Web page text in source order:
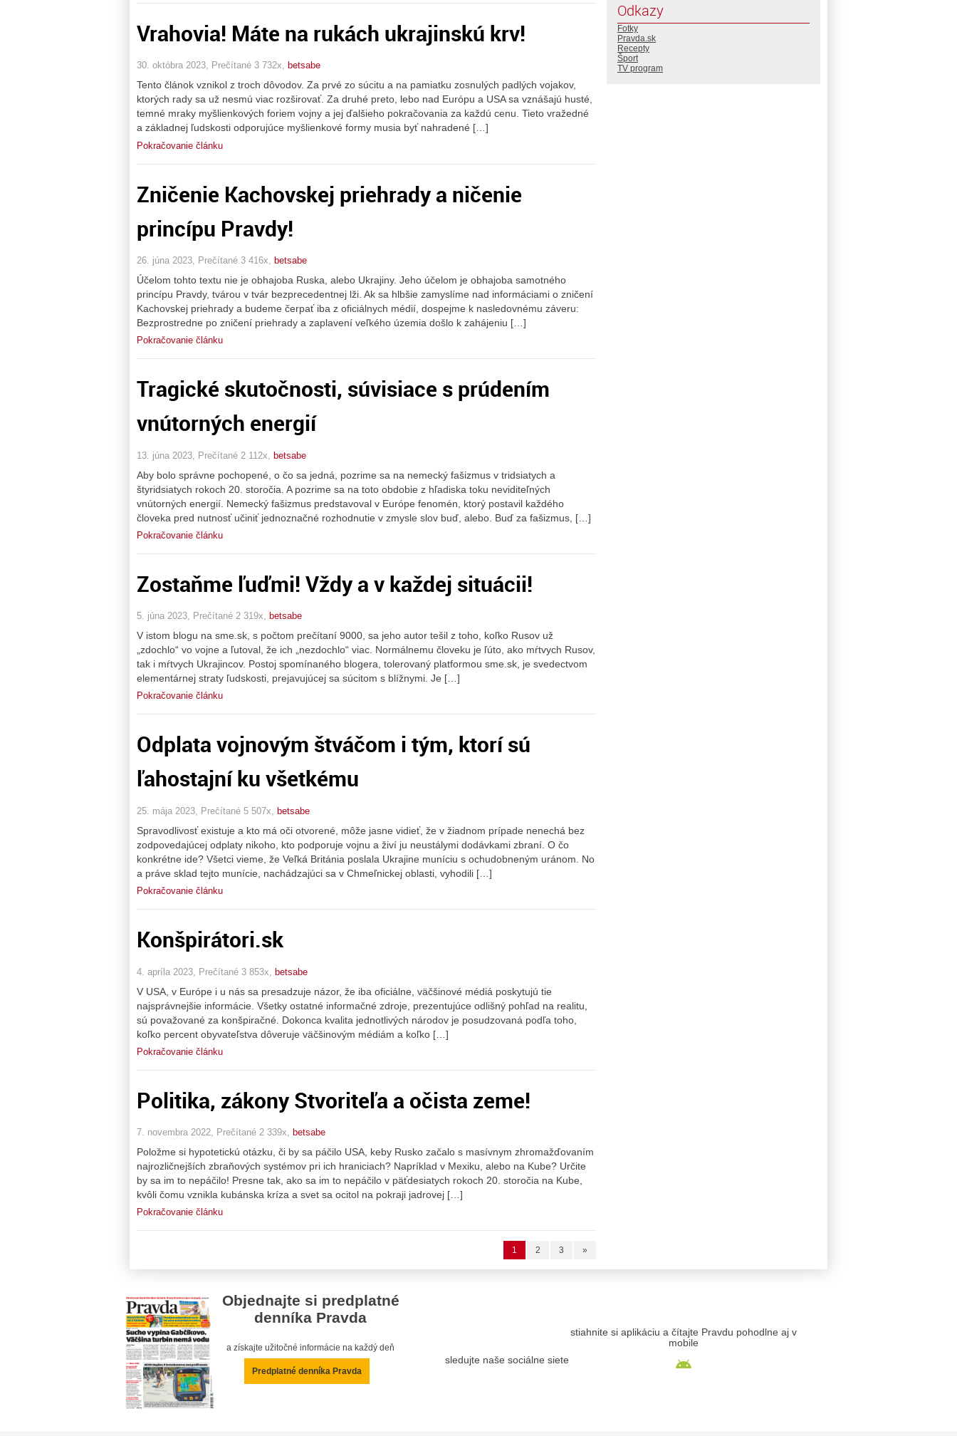
Vrahovia! Máte na rukách ukrajinskú krv!
30. októbra 2023, Prečítané 3 732x, betsabe
Tento článok vznikol z troch dôvodov. Za prvé zo súcitu a na pamiatku zosnulých padlých vojakov,
ktorých rady sa už nesmú viac rozširovať. Za druhé preto, lebo nad Európu a USA sa vznášajú husté,
temné mraky myšlienkových foriem vojny a jej ďalšieho pokračovania za každú cenu. Tieto vražedné
a základnej ľudskosti odporujúce myšlienkové formy musia byť nahradené […]
Pokračovanie článku
Zničenie Kachovskej priehrady a ničenie
princípu Pravdy!
26. júna 2023, Prečítané 3 416x, betsabe
Účelom tohto textu nie je obhajoba Ruska, alebo Ukrajiny. Jeho účelom je obhajoba samotného
princípu Pravdy, tvárou v tvár bezprecedentnej lži. Ak sa hlbšie zamyslíme nad informáciami o zničení
Kachovskej priehrady a budeme čerpať iba z oficiálnych médií, dospejme k nasledovnému záveru:
Bezprostredne po zničení priehrady a zaplavení veľkého územia došlo k zahájeniu […]
Pokračovanie článku
Tragické skutočnosti, súvisiace s prúdením
vnútorných energií
13. júna 2023, Prečítané 2 112x, betsabe
Aby bolo správne pochopené, o čo sa jedná, pozrime sa na nemecký fašizmus v tridsiatych a
štyridsiatych rokoch 20. storočia. A pozrime sa na toto obdobie z hľadiska toku neviditeľných
vnútorných energií. Nemecký fašizmus predstavoval v Európe fenomén, ktorý postavil každého
človeka pred nutnosť učiniť jednoznačné rozhodnutie v zmysle slov buď, alebo. Buď za fašizmus, […]
Pokračovanie článku
Zostaňme ľuďmi! Vždy a v každej situácii!
5. júna 2023, Prečítané 2 319x, betsabe
V istom blogu na sme.sk, s počtom prečítaní 9000, sa jeho autor tešil z toho, koľko Rusov už
„zdochlo“ vo vojne a ľutoval, že ich „nezdochlo“ viac. Normálnemu človeku je ľúto, ako mŕtvych Rusov,
tak i mŕtvych Ukrajincov. Postoj spomínaného blogera, tolerovaný platformou sme.sk, je svedectvom
elementárnej straty ľudskosti, prejavujúcej sa súcitom s blížnymi. Je […]
Pokračovanie článku
Odplata vojnovým štváčom i tým, ktorí sú
ľahostajní ku všetkému
25. mája 2023, Prečítané 5 507x, betsabe
Spravodlivosť existuje a kto má oči otvorené, môže jasne vidieť, že v žiadnom prípade nenechá bez
zodpovedajúcej odplaty nikoho, kto podporuje vojnu a živí ju neustálymi dodávkami zbraní. O čo
konkrétne ide? Všetci vieme, že Veľká Británia poslala Ukrajine muníciu s ochudobneným uránom. No
a práve sklad tejto munície, nachádzajúci sa v Chmeľnickej oblasti, vyhodili […]
Pokračovanie článku
Konšpirátori.sk
4. apríla 2023, Prečítané 3 853x, betsabe
V USA, v Európe i u nás sa presadzuje názor, že iba oficiálne, väčšinové médiá poskytujú tie
najsprávnejšie informácie. Všetky ostatné informačné zdroje, prezentujúce odlišný pohľad na realitu,
sú považované za konšpiračné. Dokonca kvalita jednotlivých národov je posudzovaná podľa toho,
koľko percent obyvateľstva dôveruje väčšinovým médiám a koľko […]
Pokračovanie článku
Politika, zákony Stvoriteľa a očista zeme!
7. novembra 2022, Prečítané 2 339x, betsabe
Položme si hypotetickú otázku, či by sa páčilo USA, keby Rusko začalo s masívnym zhromažďovaním
najrozličnejších zbraňových systémov pri ich hraniciach? Napríklad v Mexiku, alebo na Kube? Určite
by sa im to nepáčilo! Presne tak, ako sa im to nepáčilo v päťdesiatych rokoch 20. storočia na Kube,
kvôli čomu vznikla kubánska kríza a svet sa ocitol na pokraji jadrovej […]
Pokračovanie článku
1 2 3 »
Odkazy
Fotky
Pravda.sk
Recepty
Šport
TV program
Objednajte si predplatné
denníka Pravda
a získajte užitočné informácie na každý deň
Predplatné denníka Pravda
sledujte naše sociálne siete
stiahnite si aplikáciu a čítajte Pravdu pohodlne aj v
mobile